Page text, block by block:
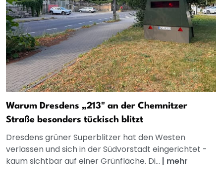
Warum Dresdens „213" an der Chemnitzer
Straße besonders tückisch blitzt
Dresdens grüner Superblitzer hat den Westen
verlassen und sich in der Südvorstadt eingerichtet -
kaum sichtbar auf einer Grünfläche. Di... | mehr